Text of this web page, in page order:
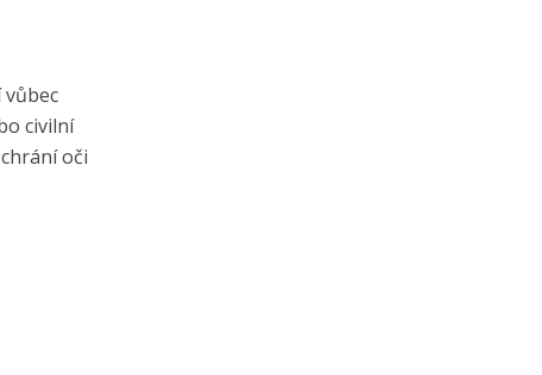
civilní
oči